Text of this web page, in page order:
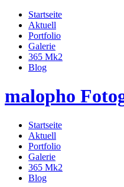
Startseite
Aktuell
Portfolio
Galerie
365 Mk2
Blog
malopho
Startseite
Aktuell
Portfolio
Galerie
365 Mk2
Blog